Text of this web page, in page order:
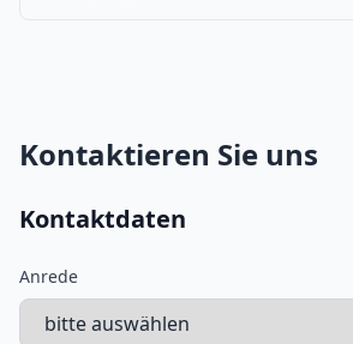
Kontaktieren Sie uns
Kontaktdaten
Anrede